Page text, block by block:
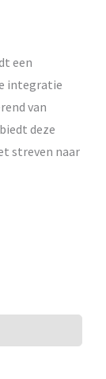
een
integratie
van
deze
streven naar